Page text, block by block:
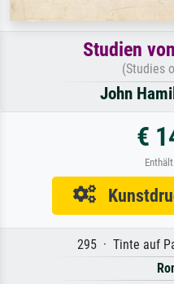
Studien
(Studies
John
€
295 · Tinte auf